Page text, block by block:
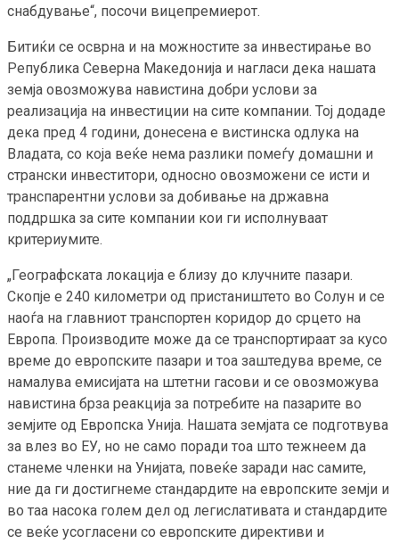
снабдување“, посочи вицепремиерот.
Битиќи се осврна и на можностите за инвестирање во
Република Северна Македонија и нагласи дека нашата
земја овозможува навистина добри услови за
реализација на инвестиции на сите компании. Тој додаде
дека пред 4 години, донесена е вистинска одлука на
Владата, со која веќе нема разлики помеѓу домашни и
странски инвеститори, односно овозможени се исти и
транспарентни услови за добивање на државна
поддршка за сите компании кои ги исполнуваат
критериумите.
„Географската локација е близу до клучните пазари.
Скопје е 240 километри од пристаништето во Солун и се
наоѓа на главниот транспортен коридор до срцето на
Европа. Производите може да се транспортираат за кусо
време до европските пазари и тоа заштедува време, се
намалува емисијата на штетни гасови и се овозможува
навистина брза реакција за потребите на пазарите во
земјите од Европска Унија. Нашата земјата се подготвува
за влез во ЕУ, но не само поради тоа што тежнеем да
станеме членки на Унијата, повеќе заради нас самите,
ние да ги достигнеме стандардите на европските земји и
во таа насока голем дел од легислативата и стандардите
се веќе усогласени со европските директиви и